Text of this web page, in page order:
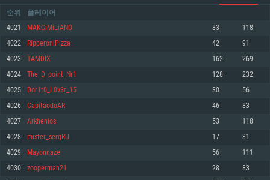
최소사양
운영체제: Windows 10 (64 bit)
프로세서: 2.2 GHz 듀얼코어 이상
메모리: 4GB
최소사양
운영체제: Mac OS Big Sur 11.0
프로세서: 최소 2.2 GHz의 Core i5 (Intel Xeon 은 지원하지 않습니다)
메모리: 6 GB
최소사양
운영체제: 64bit Linux 중 최신 버전
프로세서: 2.4 GHz 듀얼코어
메모리: 4 GB
순위 플레이어
4021 MAKCiMiLiANO 83 118
4022 RipperoniPizza 42 91
4023 TAMDIX 162 269
4024 The_D_point_Nr1 128 232
4025 Dor1t0_L0v3r_15 30 56
4026 CapitaodoAR 46 83
4027 Arkhenios 53 118
4028 mister_sergRU 17 31
4029 Mayonnaze 56 111
4030 zooperman21 28 83